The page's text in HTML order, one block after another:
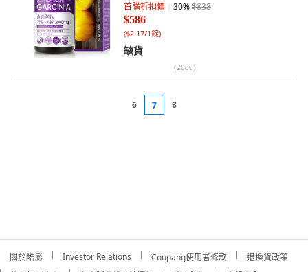
首購折扣價 30%$838
$586
($2.17/1錠)
缺貨
(2080)
6 7 8
關於酷澎 Investor Relations Coupang使用者條款
退換貨政策